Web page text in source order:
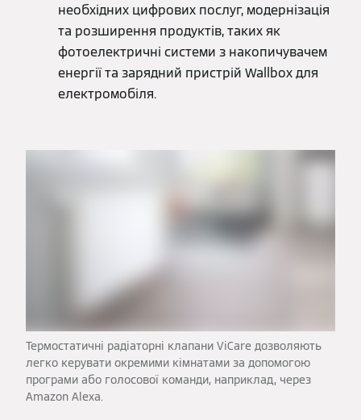
необхідних цифрових послуг, модернізація
та розширення продуктів, таких як
фотоелектричні системи з накопичувачем
енергії та зарядний пристрій Wallbox для
електромобіля.
Термостатичні радіаторні клапани ViCare дозволяють
легко керувати окремими кімнатами за допомогою
програми або голосової команди, наприклад, через
Amazon Alexa.